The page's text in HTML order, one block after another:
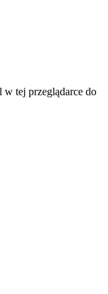
w tej przeglądarce do